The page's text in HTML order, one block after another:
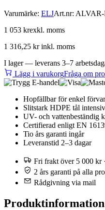
Varumärke: ELJArt.nr:
1 053 krexkl. moms
1 316,25 krinkl. moms
I lager — leverans 3–7
Lägg i varukorgFråga om
Hopfällbar för enkel
Slitstark HDPE tål
UV- och vattenbeständig
Certifierad enligt EN
Tio års garanti ingår
Leveranstid 2–3 dagar
Fri frakt över 5 000 kr
2 års garanti på alla
Rådgivning via mail
Produktinformation